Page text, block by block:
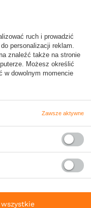
5
ruch i prowadzić
personalizacji reklam.
znaleźć także na stronie
Możesz określić
w dowolnym momencie
Zawsze aktywne